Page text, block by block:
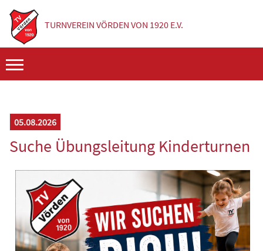
Direkt zum Inhalt
TURNVEREIN VÖRDEN VON 1920 E.V.
05.08.2026
Suche Übungsleitung Kinderturnen